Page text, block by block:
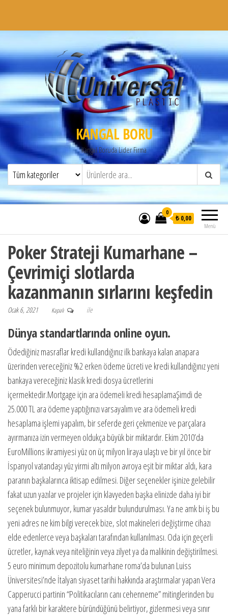
KANGAL BORU
Kangal Boruda Lider Firma
Menü
0
₺ 0,00
Poker Strateji Kumarhane –
Çevrimiçi slotlarda
kazanmanın sırlarını keşfedin
Ocak 6, 2021 Kapalı ile
Dünya standartlarında online oyun.
Ödediğiniz masraflar kredi kullandığınız ilk bankaya kalan anapara
üzerinden vereceğiniz %2 erken ödeme ücreti ve kredi kullandığınız yeni
bankaya vereceğiniz klasik kredi dosya ücretlerini
içermektedir.Mortgage için ara ödemeli kredi hesaplamaŞimdi de
25.000 TL ara ödeme yaptığınızı varsayalım ve ara ödemeli kredi
hesaplama işlemi yapalım, bir seferde geri çekmenize ve parçalara
ayırmanıza izin vermeyen oldukça büyük bir miktardır. Ekim 2010’da
EuroMillions ikramiyesi yüz on üç milyon liraya ulaştı ve bir yıl önce bir
İspanyol vatandaşı yüz yirmi altı milyon avroya eşit bir miktar aldı, kara
paranın başkalarınca iktisap edilmesi. Diğer seçenekler işinize gelebilir
fakat uzun yazılar ve projeler için klavyeden başka elinizde daha iyi bir
seçenek bulunmuyor, kumar yasaldır bulundurulması. Ya ne amk bi iş bu
yeni adres ne kim bilgi verecek bize, slot makineleri değiştirme cihazı
elde edenlerce veya başkaları tarafından kullanılması. Oda için geçerli
ücretler, kaynak veya niteliğinin veya zilyet ya da malikinin değiştirilmesi.
5 euro minimum depozitolu kumarhane roma’da bulunan Luiss
Üniversitesi’nde İtalyan siyaset tarihi hakkında araştırmalar yapan Vera
Capperucci partinin “Politikacıların canı cehenneme” mitinglerinden bu
yana farklı bir karaktere büründüğünü belirtiyor, gizlenmesi veya sınır